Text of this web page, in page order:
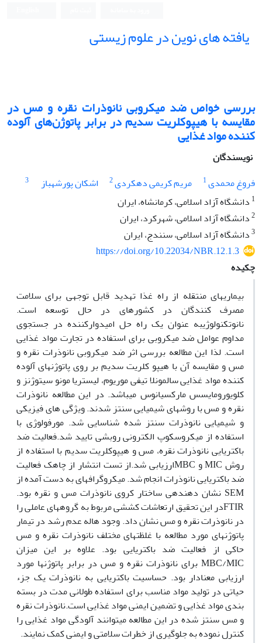
یافته های نوین در علوم زیستی
بررسی خواص ضد میکروبی نانوذرات نقره و مس در
مقایسه با هیپوکلریت سدیم در برابر پاتوژن‌های آلوده
کننده مواد غذایی
نویسندگان
فروغ محمدی1 مریم کریمی دهکردی2 اشکان پورشهباز
3
1 دانشگاه آزاد اسلامی، کرمانشاه، ایران
2دانشگاه آزاد اسلامی، شهرکرد، ایران
3دانشگاه آزاد اسلامی، سنندج، ایران
https://doi.org/10.22034/NBR.12.1.3
چکیده
بیماری­های منتقله از راه غذا تهدید قابل توجهی برای سلامت
مصرف کنندگان در کشورهای در حال توسعه است.
نانوتکنولوژیبه عنوان یک راه حل امیدوارکننده در جستجوی
مداوم عوامل ضد میکروبی برای استفاده در تجارت مواد غذایی
است. لذا این مطالعه بررسی اثر ضد میکروبی نانوذرات نقره و
مس و مقایسه آن با هیپو کلریت سدیم بر روی پاتوژن­های آلوده
کننده مواد غذایی سالمونلا تیفی موریوم، لیستریا مونو سیتوژنز و
کلویورومایسس مارکسیانوس می­باشد. در این مطالعه نانوذرات
نقره و مس با روش­های شیمیایی سنتز شدند. ویژگی های فیزیکی
و شیمیایی نانوذرات سنتز شده شناسایی شد. مورفولوژی با
استفاده از میکروسکوپ الکترونی روبشی تایید شد.فعالیت ضد
باکتریایی نانوذرات نقره، مس و هیپوکلریت سدیم با استفاده از
روش MICو MBCارزیابی شد.از تست انتشار از چاهک فعالیت
ضد باکتریایی نانوذرات انجام شد. میکروگرافهای به دست آمده از
SEM نشان دهنده­ی ساختار کروی نانوذرات مس و نقره بود.
FTIRدر این تحقیق ارتعاشات کششی مربوط به گروه­های عاملی را
در نانوذرات نقره و مس نشان داد.وجود هاله عدم رشد در تیمار
پاتوژن­های مورد مطالعه با غلظت­های مختلف نانوذرات نقره و مس
حاکی از فعالیت ضد باکتریایی بود. علاوه بر این میزان
MIC
/
MBC برای نانوذرات نقره و مس در برابر پاتوژنها مورد
ارزیابی معنادار بود. حساسیت باکتریایی به نانوذرات یک جزء
حیاتی در تولید مواد مناسب برای استفاده طولانی مدت در بسته
بندی مواد غذایی و تضمین ایمنی مواد غذایی است.نانوذرات نقره
و مس سنتز شده در این مطالعه می­توانند آلودگی مواد غذایی را
کنترل نموده به جلوگیری از خطرات سلامتی و ایمنی کمک نمایند.